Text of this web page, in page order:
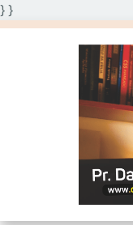
} }